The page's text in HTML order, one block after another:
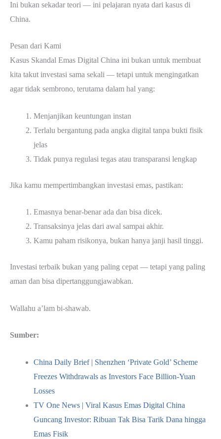
Ini bukan sekadar teori — ini pelajaran nyata dari kasus di
China.
Pesan dari Kami
Kasus Skandal Emas Digital China ini bukan untuk membuat
kita takut investasi sama sekali — tetapi untuk mengingatkan
agar tidak sembrono, terutama dalam hal yang:
Menjanjikan keuntungan instan
Terlalu bergantung pada angka digital tanpa bukti fisik
jelas
Tidak punya regulasi tegas atau transparansi lengkap
Jika kamu mempertimbangkan investasi emas, pastikan:
Emasnya benar-benar ada dan bisa dicek.
Transaksinya jelas dari awal sampai akhir.
Kamu paham risikonya, bukan hanya janji hasil tinggi.
Investasi terbaik bukan yang paling cepat — tetapi yang paling
aman dan bisa dipertanggungjawabkan.
Wallahu a’lam bi-shawab.
Sumber:
China Daily Brief | Shenzhen ‘Private Gold’ Scheme
Freezes Withdrawals as Investors Face Billion‑Yuan
Losses
TV One News | Viral Kasus Emas Digital China
Guncang Investor: Ribuan Tak Bisa Tarik Dana hingga
Emas Fisik